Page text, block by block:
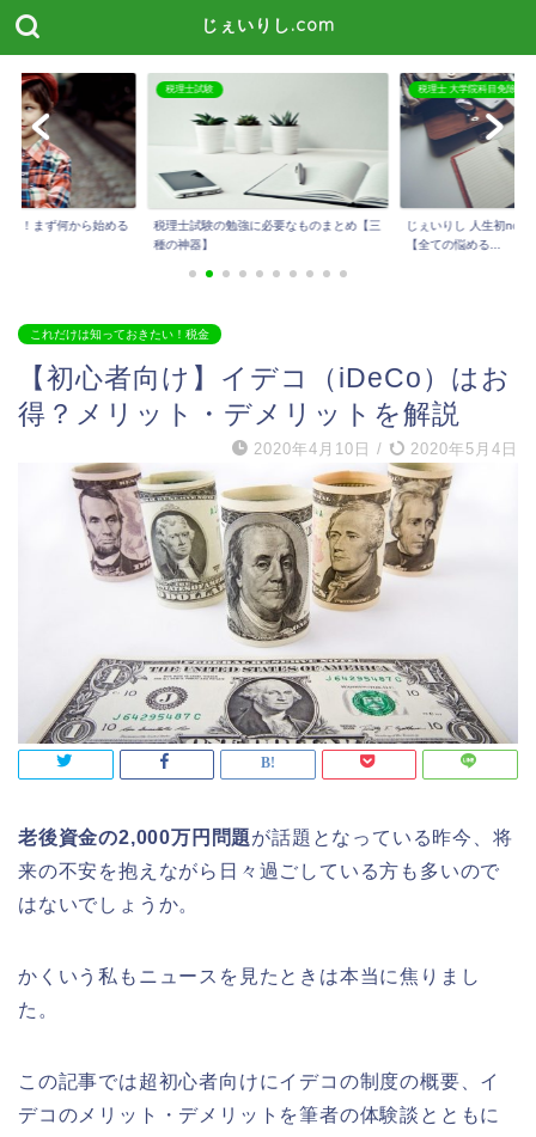
じぇいりし.com
必要なものまとめ【三
税理士 大学院科目免除
じぇいりし 人生初noteを公開しました！
【全ての悩める...
税理士試験
今話題のスタディング
メリット・デメリッ...
これだけは知っておきたい！税金
【初心者向け】イデコ（iDeCo）はお
得？メリット・デメリットを解説
2020年4月10日 / 2020年5月4日
老後資金の2,000万円問題が話題となっている昨今、将
来の不安を抱えながら日々過ごしている方も多いので
はないでしょうか。
かくいう私もニュースを見たときは本当に焦りまし
た。
この記事では超初心者向けにイデコの制度の概要、イ
デコのメリット・デメリットを筆者の体験談とともに